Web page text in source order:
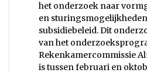
het onderzoek naar
en
subsidiebeleid. Dit
van het
Rekenkamercommissie
is tussen februari en